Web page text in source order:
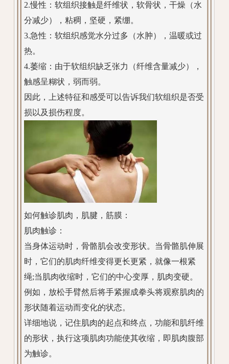
2.慢性：软组织接触是纤维状，软骨状，干燥（水
分减少），粘稠，坚硬，紧绷。
3.急性：软组织感觉水分过多（水肿），温暖或过
热。
4.萎缩：由于软组织缺乏张力（纤维含量减少），
触感呈糊状，弱而弱。
因此，上述特征和感受可以告诉我们软组织是否受
损以及损伤程度。
如何触诊肌肉，肌腱，筋膜：
肌肉触诊：
当身体运动时，骨骼肌会改变形状。当骨骼肌伸展
时，它们的肌肉纤维变得更长更紧，就像一根紧
绳;当肌肉收缩时，它们的中心变厚，肌肉变硬。
例如，放松手臂然后将手紧握成拳头将观察肌肉的
形状随着运动而变化的状态。
详细地说，记住肌肉的起点和终点，功能和肌纤维
的形状，执行这项肌肉功能使其收缩，即肌肉腹部
为触诊。